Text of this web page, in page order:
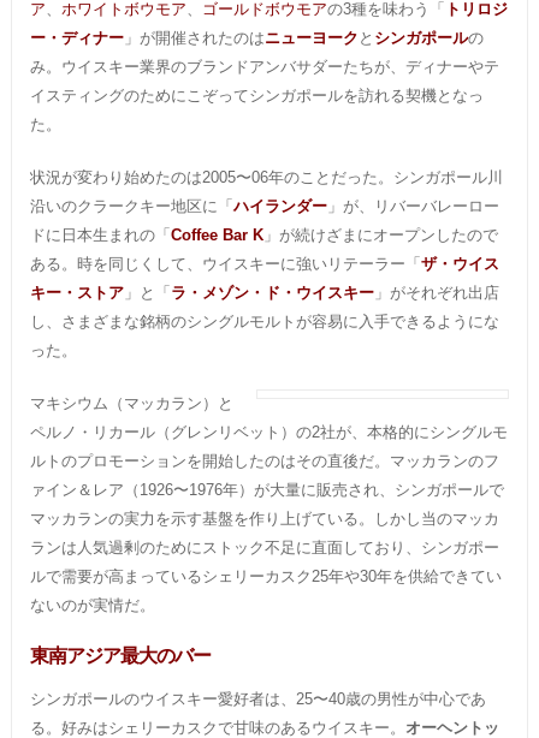
ア
ホワイトボウモア ゴールドボウモアの3種を味わう「 トリロジ
ー・ディナー」が開催されたのはニューヨーク と シンガポールの
み。ウイスキー業界のブランドアンバサダーたちが、ディナーやテ
イスティングのためにこぞってシンガポールを訪れる契機となっ
た。
状況が変わり始めたのは2005〜06年のことだった。シンガポール川
沿いのクラークキー地区に「 ハイランダー」が、リバーバレーロー
ドに日本生まれの「 Coffee Bar K」が続けざまにオープンしたので
ある。時を同じくして、ウイスキーに強いリテーラー「 ザ・ウイス
キー・ストア」と「 ラ・メゾン・ド・ウイスキー」がそれぞれ出店
し、さまざまな銘柄のシングルモルトが容易に入手できるようにな
った。
マキシウム（マッカラン）と
ペルノ・リカール（グレンリベット）の2社が、本格的にシングルモ
ルトのプロモーションを開始したのはその直後だ。マッカランのフ
ァイン＆レア（1926〜1976年）が大量に販売され、シンガポールで
マッカランの実力を示す基盤を作り上げている。しかし当のマッカ
ランは人気過剰のためにストック不足に直面しており、シンガポー
ルで需要が高まっているシェリーカスク25年や30年を供給できてい
ないのが実情だ。
東南アジア最大のバー
シンガポールのウイスキー愛好者は、25〜40歳の男性が中心であ
る。好みはシェリーカスクで甘味のあるウイスキー。 オーヘントッ